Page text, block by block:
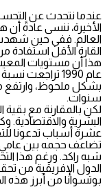
عندما نتحدث عن
الأخيرة، ننسى عادةً
العالم. ففي حين شهدت
القارة الأقل استفادة
هذا أن مستويات
عام 1990
بشكل ملحوظ، وارتفع
سنوات.
لكن بالمقارنة مع بقية
البشرية والاقتصادية.
عشرة أسباب تدعونا
شبه راكد. ورغم هذا
الدول الإفريقية من
بوتسوانا من أبرز هذه